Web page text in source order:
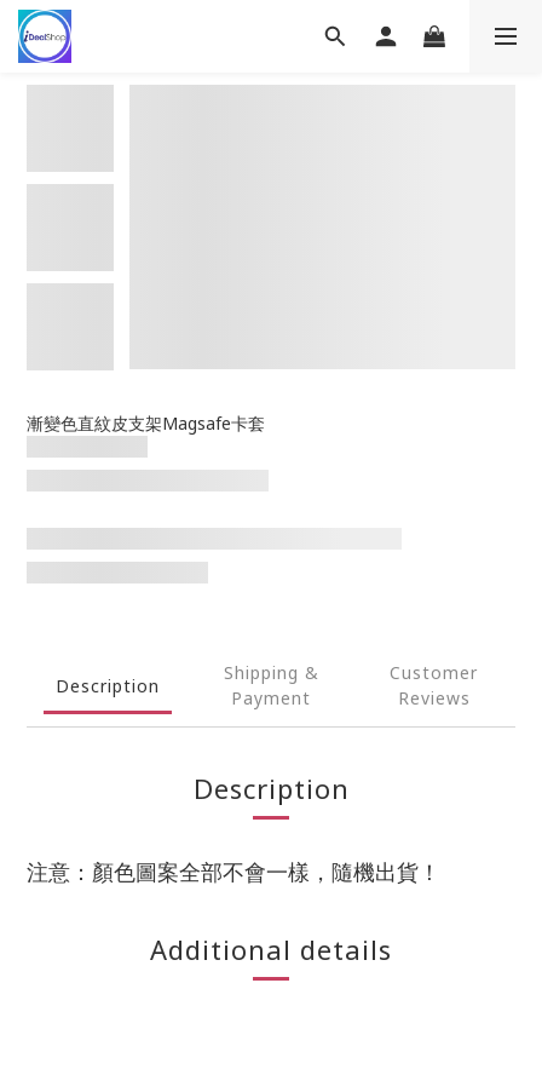
漸變色直紋皮支架Magsafe卡套
Description
Shipping &
Payment
Customer
Reviews
Description
注意：顏色圖案全部不會一樣，隨機出貨！
Additional details